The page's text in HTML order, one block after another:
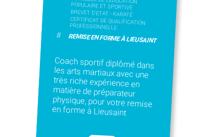
POPULAIRE ET SPORTIVE
BREVET D'ETAT - KARATÉ
CERTIFICAT DE QUALIFICATION
PROFESSIONNELLE
# REMISE EN FORME À LIEUSAINT
Coach sportif diplômé dans
les arts martiaux avec une
très riche expérience en
matière de préparateur
physique, pour votre remise
en forme à Lieusaint